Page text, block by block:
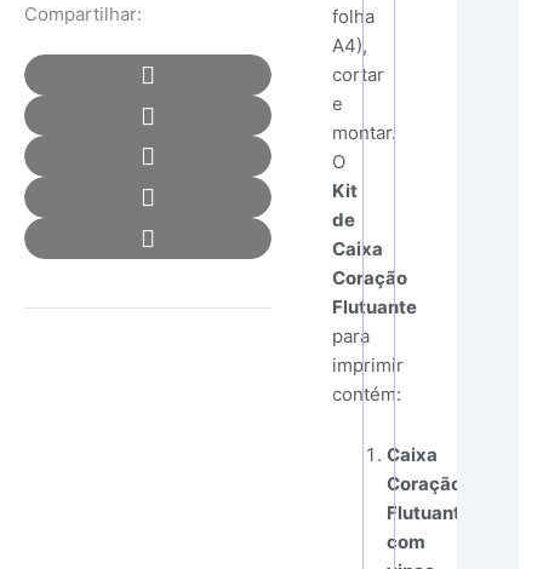
Compartilhar:
folha
A4),
cortar
e
montar.
O
Kit
de
Caixa
Coração
Flutuante
para
imprimir
contém:
Caixa
Coração
Flutuante
com